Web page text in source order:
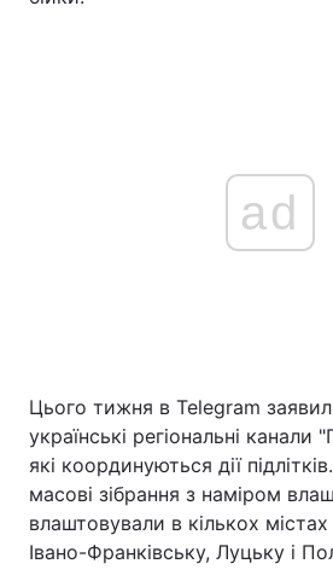
ad
Цього тижня в Telegram
українські регіональні
які координуються дії
масові зібрання з наміром
влаштовували в кількох
Івано-Франківську, Луцьку і